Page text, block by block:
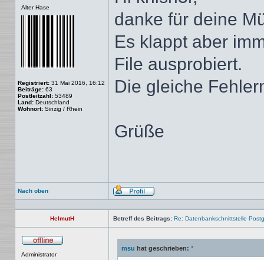
Alter Hase
Registriert: 31 Mai 2016, 16:12
Beiträge: 63
Postleitzahl: 53489
Land: Deutschland
Wohnort: Sinzig / Rhein
danke für deine
Es klappt aber
File ausprobiert.
Die gleiche
Grüße
Nach oben
Profil
HelmutH Betreff des Beitrags: Re: Datenbankschnittstelle
Administrator
msu hat geschrieben: *